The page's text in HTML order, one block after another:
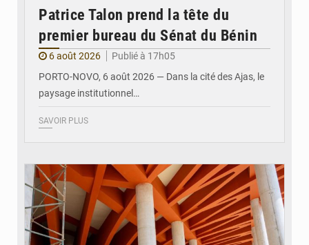
Patrice Talon prend la tête du
premier bureau du Sénat du Bénin
6 août 2026
Publié à 17h05
PORTO-NOVO, 6 août 2026 — Dans la cité des Ajas, le
paysage institutionnel…
SAVOIR PLUS